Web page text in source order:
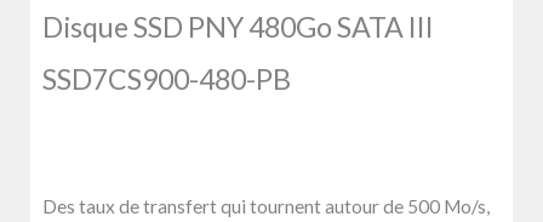
Disque SSD PNY 480Go SATA III
SSD7CS900-480-PB
Des taux de transfert qui tournent autour de 500 Mo/s,